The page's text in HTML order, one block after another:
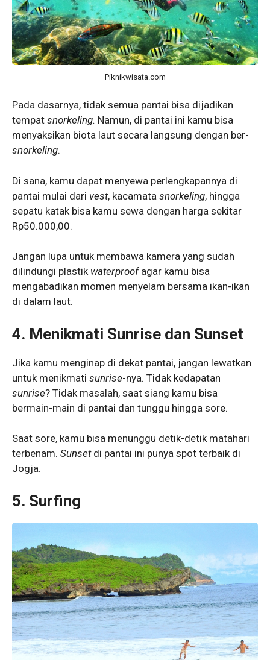
Piknikwisata.com
Pada dasarnya, tidak semua pantai bisa dijadikan
tempat snorkeling. Namun, di pantai ini kamu bisa
menyaksikan biota laut secara langsung dengan ber-
snorkeling.
Di sana, kamu dapat menyewa perlengkapannya di
pantai mulai dari vest, kacamata snorkeling, hingga
sepatu katak bisa kamu sewa dengan harga sekitar
Rp50.000,00.
Jangan lupa untuk membawa kamera yang sudah
dilindungi plastik waterproof agar kamu bisa
mengabadikan momen menyelam bersama ikan-ikan
di dalam laut.
4. Menikmati Sunrise dan Sunset
Jika kamu menginap di dekat pantai, jangan lewatkan
untuk menikmati sunrise-nya. Tidak kedapatan
sunrise? Tidak masalah, saat siang kamu bisa
bermain-main di pantai dan tunggu hingga sore.
Saat sore, kamu bisa menunggu detik-detik matahari
terbenam. Sunset di pantai ini punya spot terbaik di
Jogja.
5. Surfing